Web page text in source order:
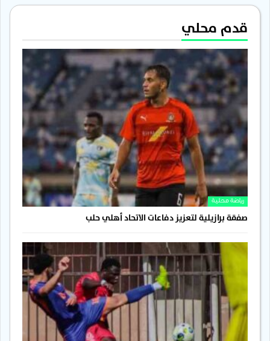
قدم محلي
رياضة محلية
صفقة برازيلية لتعزيز دفاعات الاتحاد أهلي حلب